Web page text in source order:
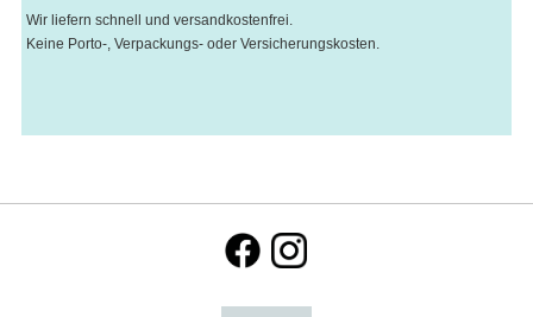
Wir liefern schnell und versandkostenfrei.
Keine Porto-, Verpackungs- oder Versicherungskosten.